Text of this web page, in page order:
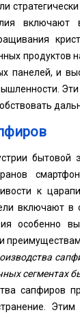
включают
панелей, и
бытовой
к
включают
особенно
сегментах
сапфиров